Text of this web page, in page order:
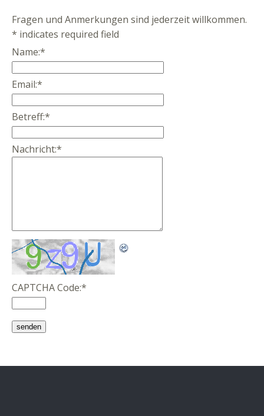
Fragen und Anmerkungen sind jederzeit willkommen.
* indicates required field
Name:*
Email:*
Betreff:*
Nachricht:*
CAPTCHA Code:*